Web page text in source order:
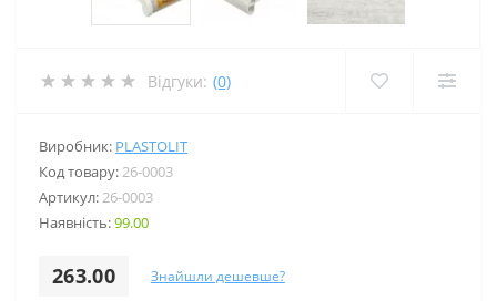
Відгуки: (0)
Виробник: PLASTOLIT
Код товару:26-0003
Артикул:26-0003
Наявність:99.00
263.00 Знайшли дешевше?